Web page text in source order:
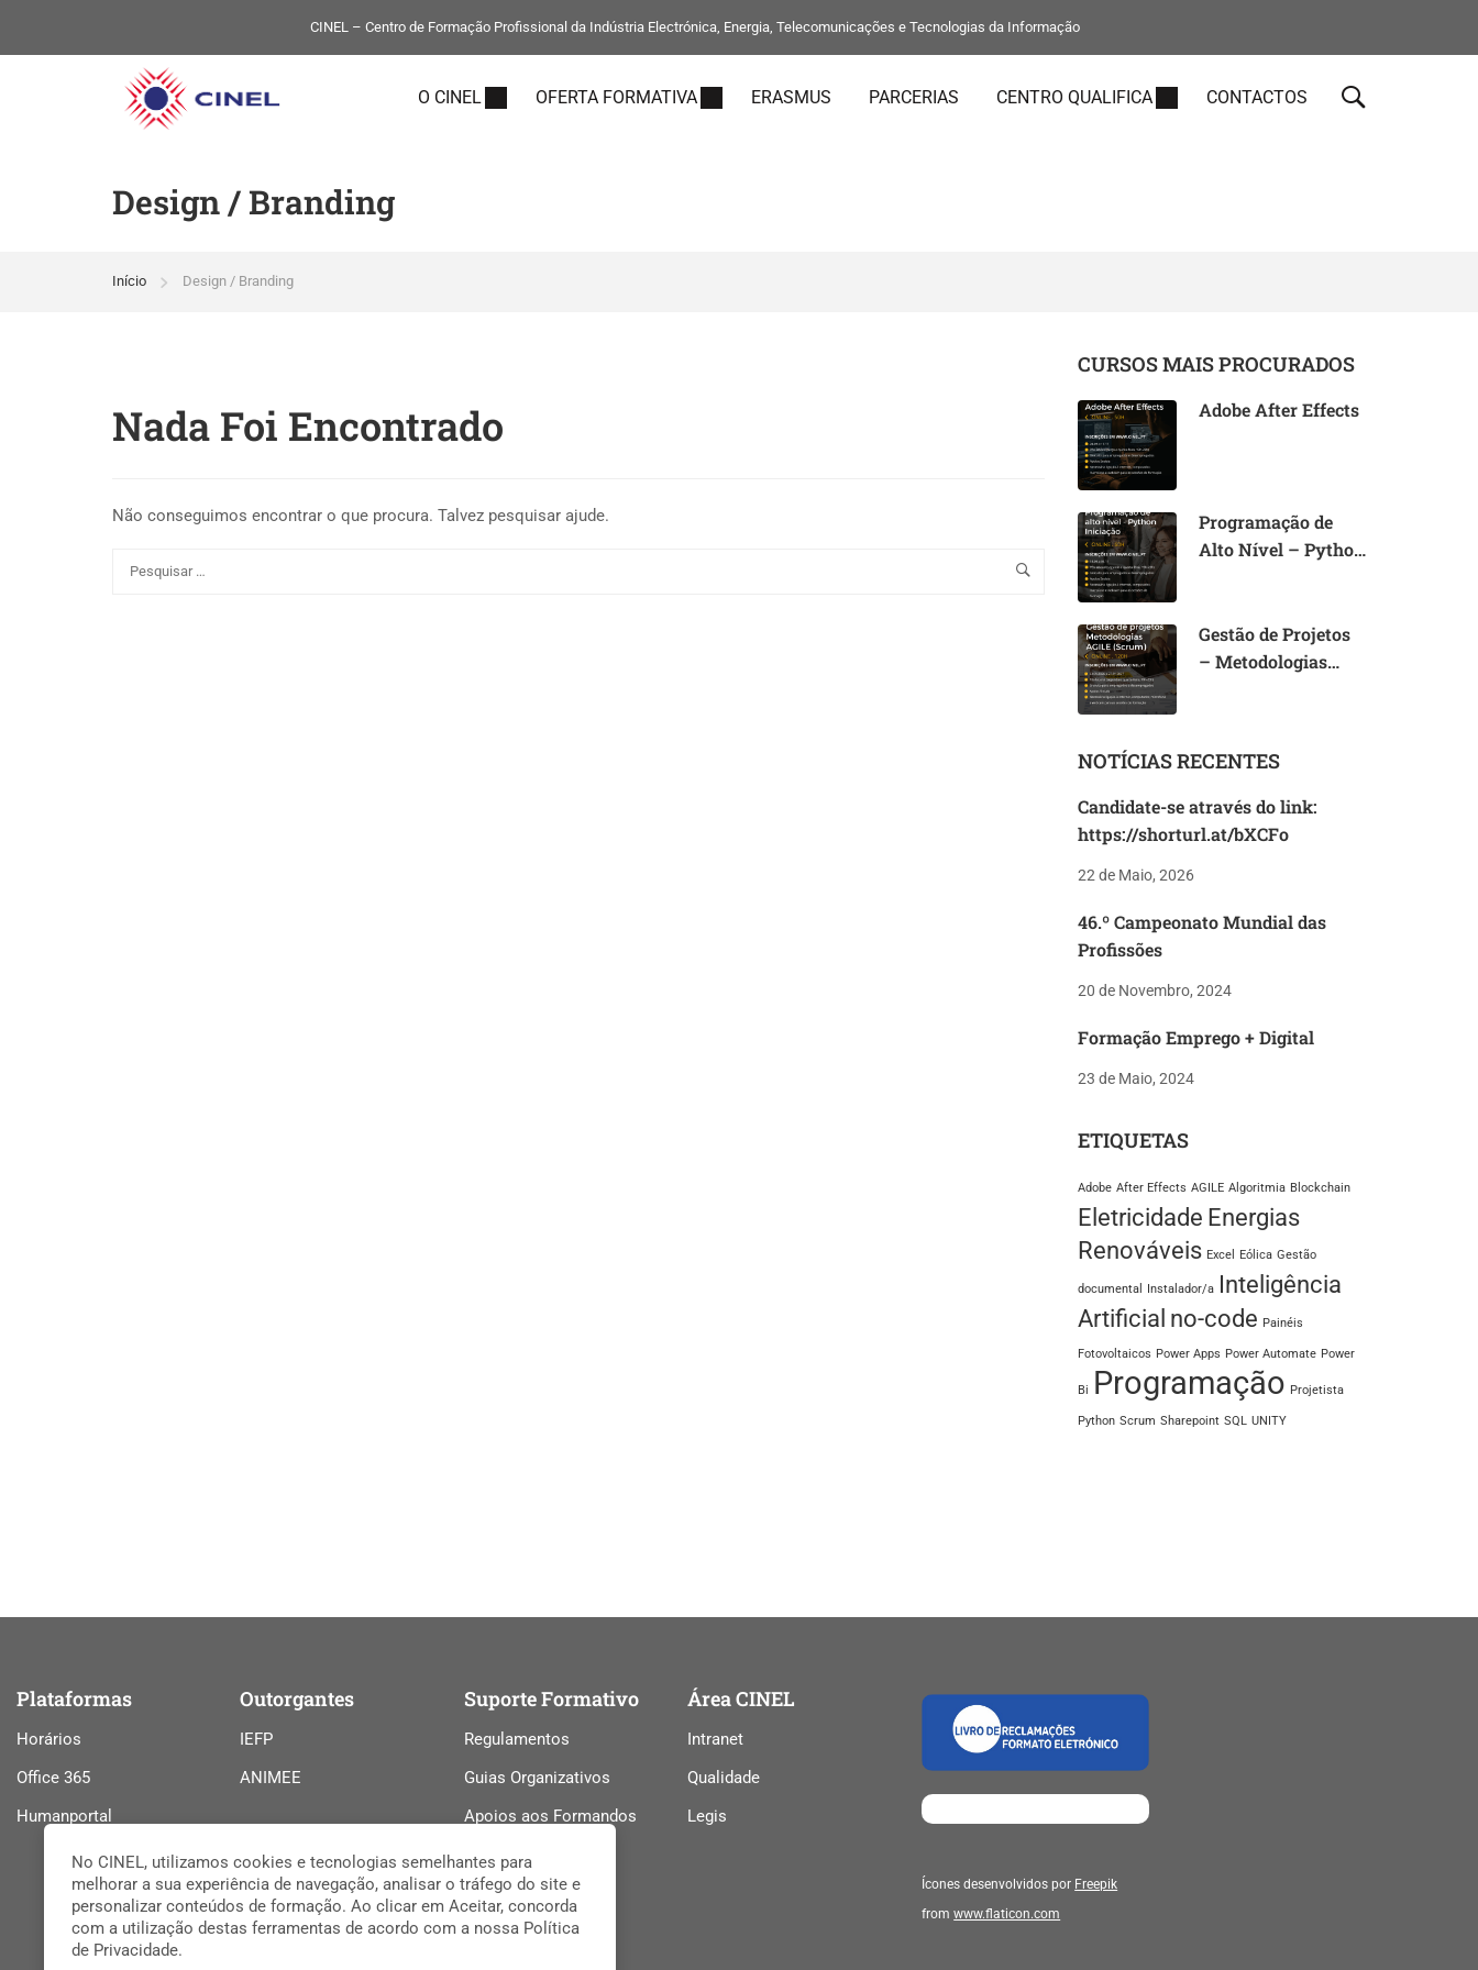
CINEL – Centro de Formação Profissional da Indústria Electrónica, Energia, Telecomunicações e Tecnologias da Informação
O CINEL OFERTA FORMATIVA ERASMUS PARCERIAS CENTRO QUALIFICA CONTACTOS
Design / Branding
Início Design / Branding
Nada Foi Encontrado
Não conseguimos encontrar o que procura. Talvez pesquisar ajude.
CURSOS MAIS PROCURADOS
Adobe After Effects
Programação de
Alto Nível – Python
Gestão de Projetos
– Metodologias
NOTÍCIAS RECENTES
Candidate-se através do link:
https://shorturl.at/bXCFo
22 de Maio, 2026
46.º Campeonato Mundial das
Profissões
20 de Novembro, 2024
Formação Emprego + Digital
23 de Maio, 2024
ETIQUETAS
Adobe After Effects AGILE Algoritmia Blockchain
Eletricidade Energias
Renováveis Excel Eólica Gestão
documental Instalador/a Inteligência
Artificial no-code Painéis
Fotovoltaicos Power Apps Power Automate Power
Bi Programação Projetista
Python Scrum Sharepoint SQL UNITY
Plataformas
Horários
Office 365
Humanportal
Outorgantes
IEFP
ANIMEE
Suporte Formativo
Regulamentos
Guias Organizativos
Apoios aos Formandos
Tabela de Preços
Área CINEL
Intranet
Qualidade
Legis
Ícones desenvolvidos por Freepik
fromwww.flaticon.com
No CINEL, utilizamos cookies e tecnologias semelhantes para
melhorar a sua experiência de navegação, analisar o tráfego do site e
personalizar conteúdos de formação. Ao clicar em Aceitar, concorda
com a utilização destas ferramentas de acordo com a nossa Política
de Privacidade.